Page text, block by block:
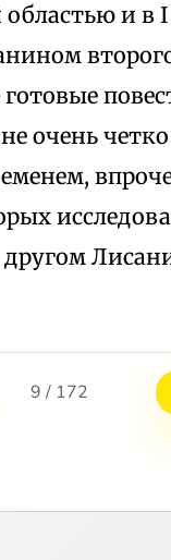
и в I
очень
9 / 172